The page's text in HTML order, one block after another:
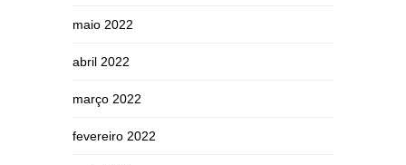
maio 2022
abril 2022
março 2022
fevereiro 2022